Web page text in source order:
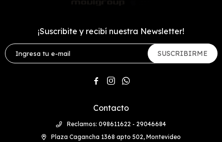
Contacto
Reclamos: 098611622 - 29046684
Plaza Cagancha 1368 apto 502, Montevideo
¡Suscribite y recibí nuestra Newsletter!
SUSCRIBIRME
  